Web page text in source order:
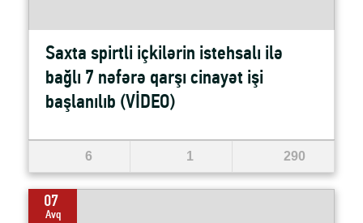
Saxta spirtli içkilərin istehsalı ilə
bağlı 7 nəfərə qarşı cinayət işi
başlanılıb (VİDEO)
6 1 290
07
Avq